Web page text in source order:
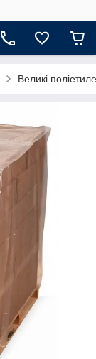
Великі